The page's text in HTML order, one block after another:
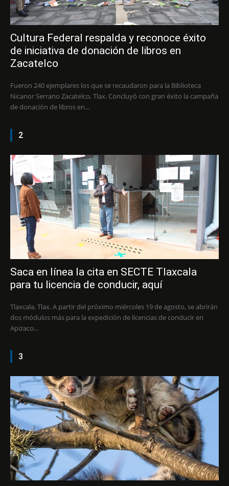
Cultura Federal respalda y reconoce éxito
de iniciativa de donación de libros en
Zacatelco
Fueron 240 ejemplares los que se recaudaron para la Biblioteca
Nicanor Serrano Zacatelco, Tlax. Concluyó con gran éxito la campaña
de donación de libros en...
2
Saca en línea la cita en SECTE Tlaxcala
para tu licencia de conducir, aquí
Tlaxcala, Tlax. A partir del próximo miércoles 19 de agosto, se abrirán
dos módulos más para la expedición de licencias de conducir en
Apizaco...
3